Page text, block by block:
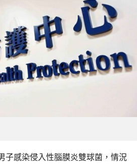
子感染侵入性腦膜炎雙球菌，情況